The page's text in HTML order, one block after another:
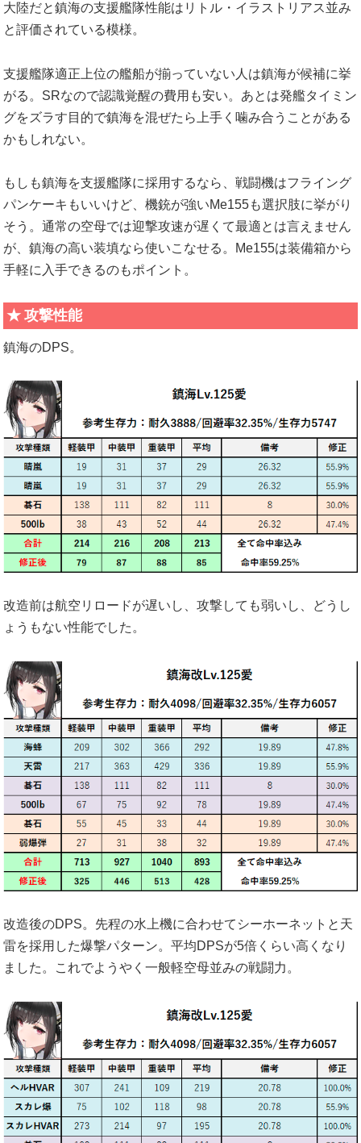
大陸だと鎮海の支援艦隊性能はリトル・イラストリアス並み
と評価されている模様。
支援艦隊適正上位の艦船が揃っていない人は鎮海が候補に挙
がる。SRなので認識覚醒の費用も安い。あとは発艦タイミン
グをズラす目的で鎮海を混ぜたら上手く噛み合うことがある
かもしれない。
もしも鎮海を支援艦隊に採用するなら、戦闘機はフライング
パンケーキもいいけど、機銃が強いMe155も選択肢に挙がり
そう。通常の空母では迎撃攻速が遅くて最適とは言えません
が、鎮海の高い装填なら使いこなせる。Me155は装備箱から
手軽に入手できるのもポイント。
攻撃性能
鎮海のDPS。
改造前は航空リロードが遅いし、攻撃しても弱いし、どうし
ょうもない性能でした。
改造後のDPS。先程の水上機に合わせてシーホーネットと天
雷を採用した爆撃パターン。平均DPSが5倍くらい高くなり
ました。これでようやく一般軽空母並みの戦闘力。